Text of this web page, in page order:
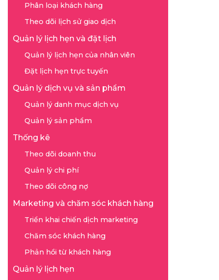
Phân loại khách hàng
Theo dõi lịch sử giao dịch
Quản lý lịch hẹn và đặt lịch
Quản lý lịch hẹn của nhân viên
Đặt lịch hẹn trực tuyến
Quản lý dịch vụ và sản phẩm
Quản lý danh mục dịch vụ
Quản lý sản phẩm
Thống kê
Theo dõi doanh thu
Quản lý chi phí
Theo dõi công nợ
Marketing và chăm sóc khách hàng
Triển khai chiến dịch marketing
Chăm sóc khách hàng
Phản hồi từ khách hàng
Quản lý lịch hẹn